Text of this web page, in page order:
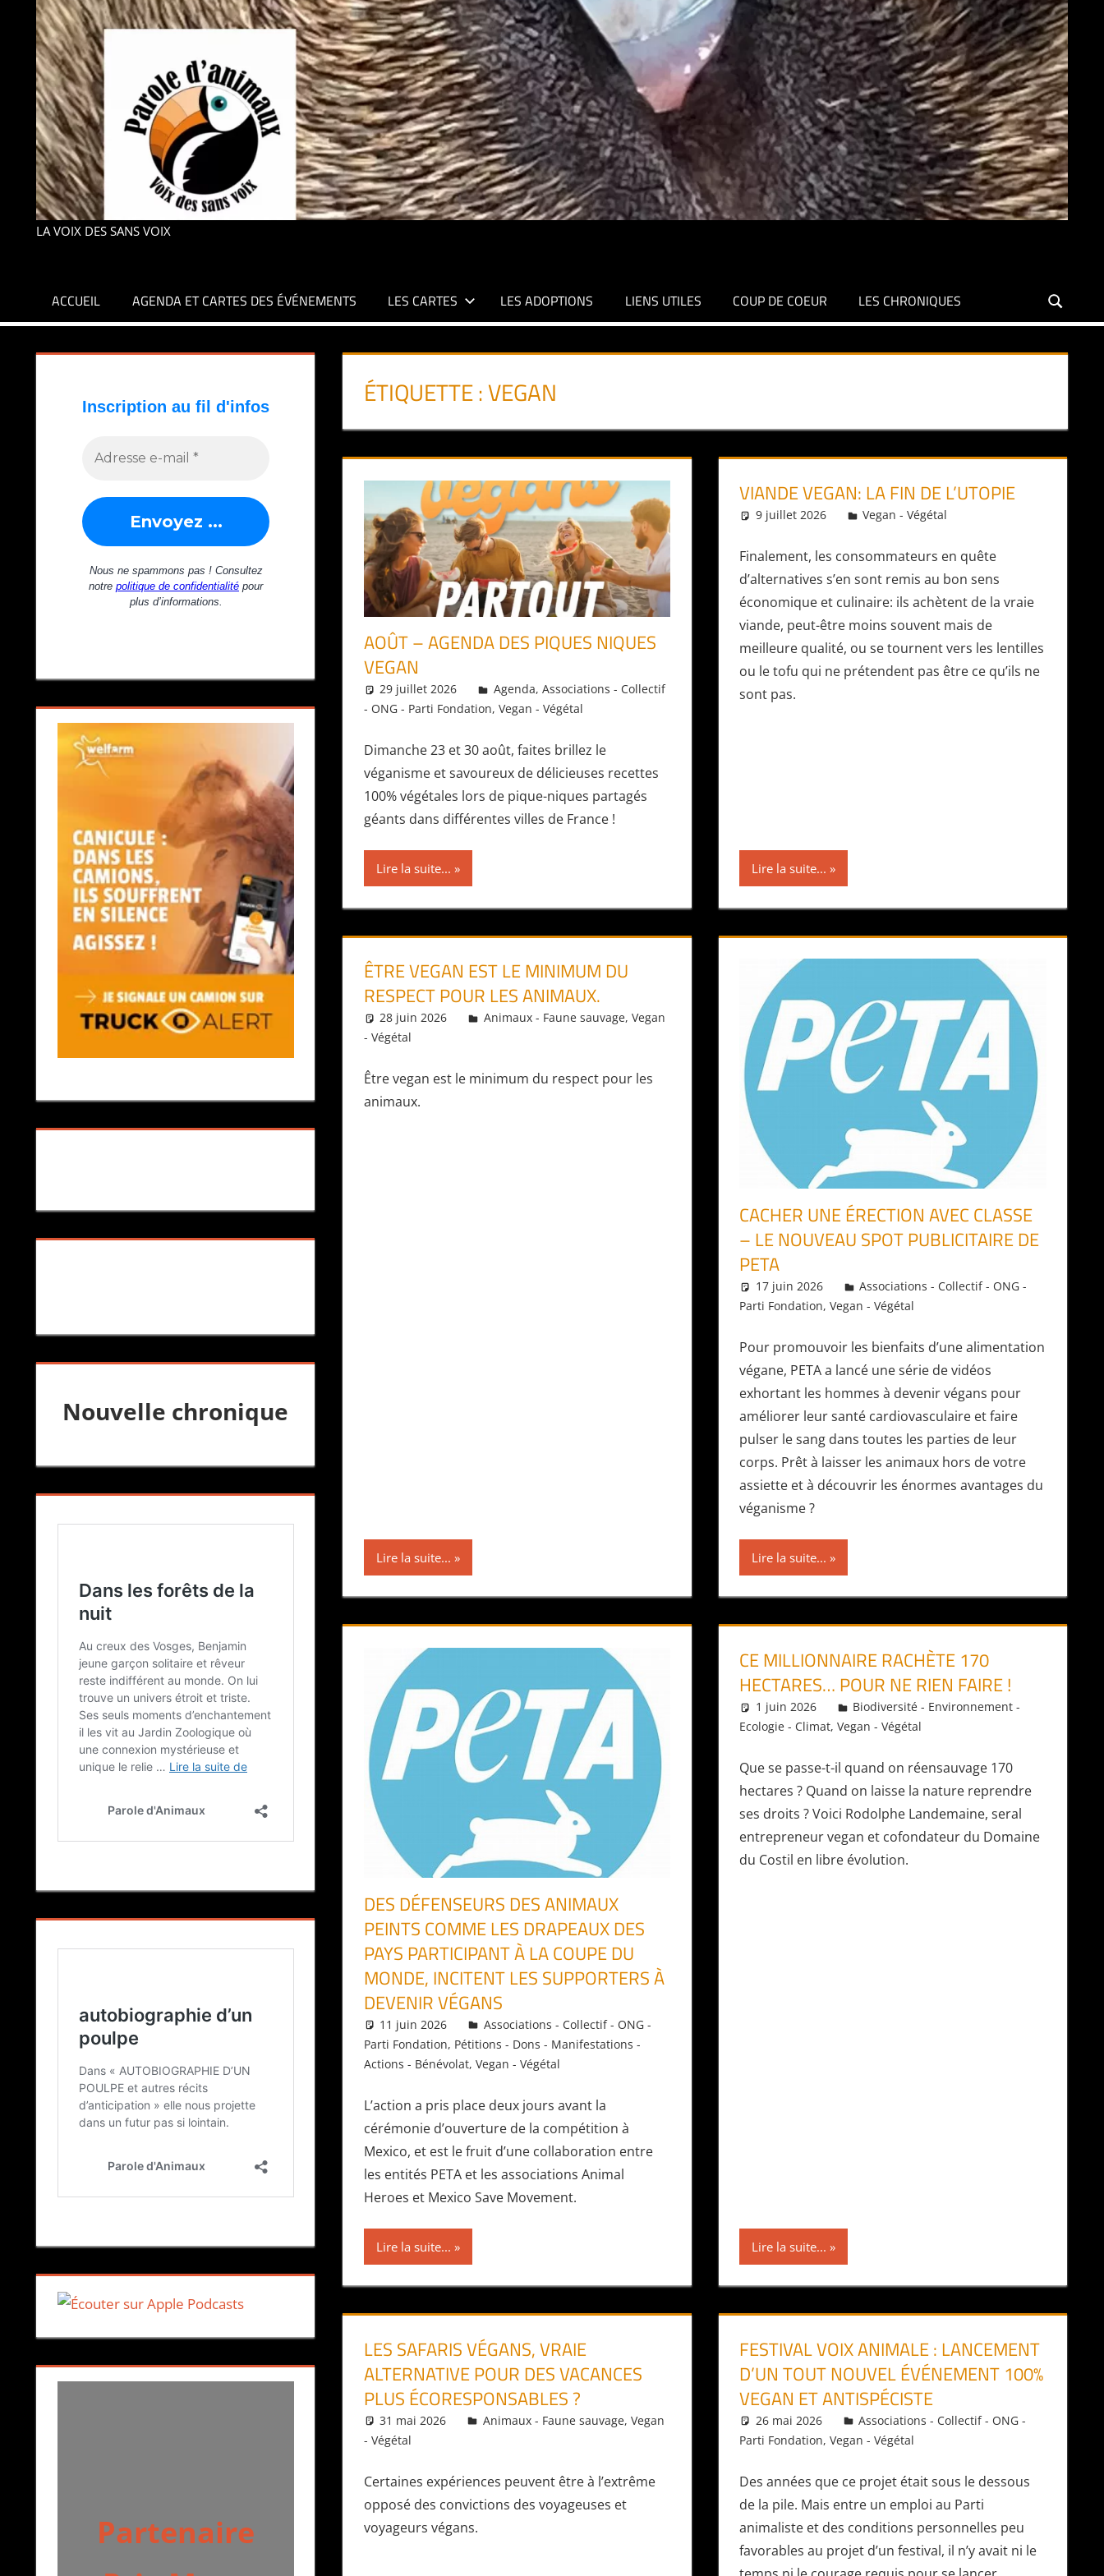
LA VOIX DES SANS VOIX
ACCUEIL AGENDA ET CARTES DES ÉVÉNEMENTS LES CARTES LES ADOPTIONS LIENS UTILES COUP DE COEUR LES CHRONIQUES
ÉTIQUETTE :VEGAN
AOÛT – AGENDA DES PIQUES NIQUES
VEGAN
29 juillet 2026 Daniel
Agenda, Associations - Collectif
- ONG - Parti Fondation, Vegan - Végétal
Dimanche 23 et 30 août, faites brillez le
véganisme et savoureux de délicieuses recettes
100% végétales lors de pique-niques partagés
géants dans différentes villes de France !
Lire la suite...
VIANDE VEGAN: LA FIN DE L’UTOPIE
9 juillet 2026 Daniel
Vegan - Végétal
Finalement, les consommateurs en quête
d’alternatives s’en sont remis au bon sens
économique et culinaire: ils achètent de la vraie
viande, peut-être moins souvent mais de
meilleure qualité, ou se tournent vers les lentilles
ou le tofu qui ne prétendent pas être ce qu’ils ne
sont pas.
Lire la suite...
ÊTRE VEGAN EST LE MINIMUM DU
RESPECT POUR LES ANIMAUX.
28 juin 2026 Daniel
Animaux - Faune sauvage, Vegan
- Végétal
Être vegan est le minimum du respect pour les
animaux.
Lire la suite...
CACHER UNE ÉRECTION AVEC CLASSE
– LE NOUVEAU SPOT PUBLICITAIRE DE
PETA
17 juin 2026 Daniel
Associations - Collectif - ONG -
Parti Fondation,Vegan - Végétal
Pour promouvoir les bienfaits d’une alimentation
végane, PETA a lancé une série de vidéos
exhortant les hommes à devenir végans pour
améliorer leur santé cardiovasculaire et faire
pulser le sang dans toutes les parties de leur
corps. Prêt à laisser les animaux hors de votre
assiette et à découvrir les énormes avantages du
véganisme ?
Lire la suite...
DES DÉFENSEURS DES ANIMAUX
PEINTS COMME LES DRAPEAUX DES
PAYS PARTICIPANT À LA COUPE DU
MONDE, INCITENT LES SUPPORTERS À
DEVENIR VÉGANS
11 juin 2026 Daniel
Associations - Collectif - ONG -
Parti Fondation, Pétitions - Dons - Manifestations -
Actions - Bénévolat, Vegan - Végétal
L’action a pris place deux jours avant la
cérémonie d’ouverture de la compétition à
Mexico, et est le fruit d’une collaboration entre
les entités PETA et les associations Animal
Heroes et Mexico Save Movement.
Lire la suite...
CE MILLIONNAIRE RACHÈTE 170
HECTARES… POUR NE RIEN FAIRE !
1 juin 2026 Daniel
Biodiversité - Environnement -
Ecologie - Climat,Vegan - Végétal
Que se passe-t-il quand on réensauvage 170
hectares ? Quand on laisse la nature reprendre
ses droits ? Voici Rodolphe Landemaine, seral
entrepreneur vegan et cofondateur du Domaine
du Costil en libre évolution.
Lire la suite...
LES SAFARIS VÉGANS, VRAIE
ALTERNATIVE POUR DES VACANCES
PLUS ÉCORESPONSABLES ?
31 mai 2026 Daniel
Animaux - Faune sauvage, Vegan
- Végétal
Certaines expériences peuvent être à l’extrême
opposé des convictions des voyageuses et
voyageurs végans.
FESTIVAL VOIX ANIMALE : LANCEMENT
D’UN TOUT NOUVEL ÉVÉNEMENT 100%
VEGAN ET ANTISPÉCISTE
26 mai 2026 Daniel
Associations - Collectif - ONG -
Parti Fondation,Vegan - Végétal
Des années que ce projet était sous le dessous
de la pile. Mais entre un emploi au Parti
animaliste et des conditions personnelles peu
favorables au projet d’un festival, il n’y avait ni le
Nouvelle chronique
Partenaire